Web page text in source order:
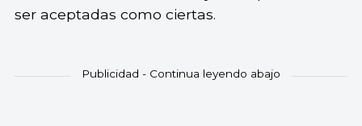
ser aceptadas como ciertas.